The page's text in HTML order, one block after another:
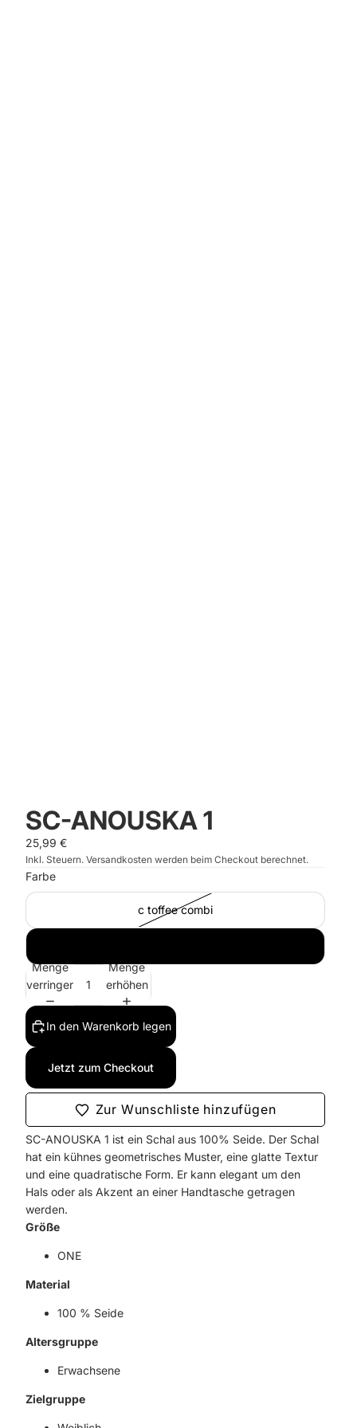
SC-ANOUSKA 1
25,99 €
Inkl. Steuern. Versandkosten werden beim Checkout berechnet.
Farbe
c toffee combi
Menge
verringern
Menge
erhöhen
In den Warenkorb legen
Jetzt zum Checkout
Zur Wunschliste hinzufügen
SC-ANOUSKA 1 ist ein Schal aus 100% Seide. Der Schal
hat ein kühnes geometrisches Muster, eine glatte Textur
und eine quadratische Form. Er kann elegant um den
Hals oder als Akzent an einer Handtasche getragen
werden.
Größe
ONE
Material
100 % Seide
Altersgruppe
Erwachsene
Zielgruppe